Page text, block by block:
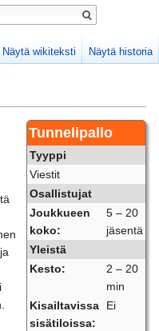
Tunnelipallo
Tyyppi
Viestit
Osallistujat
Joukkueen
koko:
5 – 20
jäsentä
Yleistä
Kesto:
2 – 20
min
Kisailtavissa
sisätiloissa:
Ei
Näytä wikiteksti Näytä historia